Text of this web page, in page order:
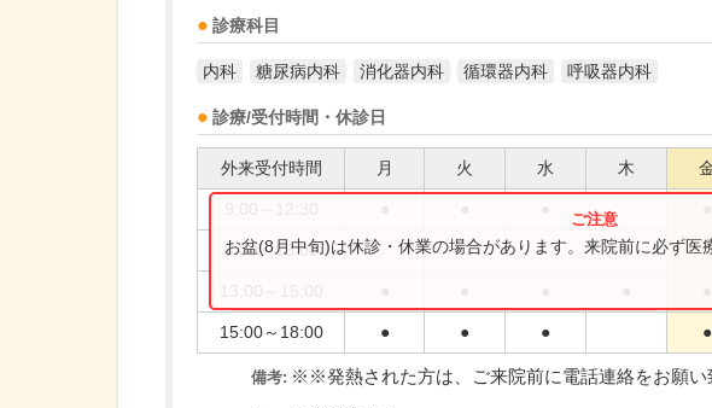
診療科目
内科 糖尿病内科 消化器内科 循環器内科 呼吸器内科
診療/受付時間・休診日
外来受付時間 月 火 水 木
9:00～13:00 ●
15:00～18:00 ● ● ● ●
お盆(8月中旬)は休診・休業の場合があります。来院前に必ず医
備考: ※※発熱された方は、ご来院前に電話連絡をお願